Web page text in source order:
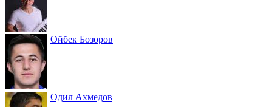
Ойбек Бозоров
Одил Ахмедов